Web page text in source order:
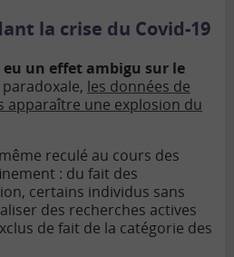
la crise du Covid-19
eu un effet ambigu sur le
les données de
apparaître une explosion du
reculé au cours des
: du fait des
certains individus sans
des recherches actives
de fait de la catégorie des